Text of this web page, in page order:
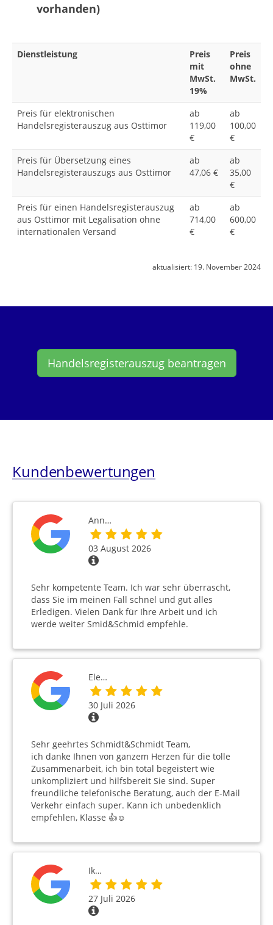
vorhanden)
Dienstleistung
Preis
mit
MwSt.
19%
Preis
ohne
MwSt.
Preis für elektronischen
Handelsregisterauszug aus Osttimor
ab
119,00
€
ab
100,00
€
Preis für Übersetzung eines
Handelsregisterauszugs aus Osttimor
ab
47,06 €
ab
35,00
€
Preis für einen Handelsregisterauszug
aus Osttimor mit Legalisation ohne
internationalen Versand
ab
714,00
€
ab
600,00
€
aktualisiert: 19. November 2024
Handelsregisterauszug beantragen
Kundenbewertungen
Ann…
03 August 2026
Sehr kompetente Team. Ich war sehr überrascht,
dass Sie im meinen Fall schnel und gut alles
Erledigen. Vielen Dank für Ihre Arbeit und ich
werde weiter Smid&Schmid empfehle.
Ele…
30 Juli 2026
Sehr geehrtes Schmidt&Schmidt Team,
ich danke Ihnen von ganzem Herzen für die tolle
Zusammenarbeit, ich bin total begeistert wie
unkompliziert und hilfsbereit Sie sind. Super
freundliche telefonische Beratung, auch der E-Mail
Verkehr einfach super. Kann ich unbedenklich
empfehlen, Klasse 👍☺️
Ik…
27 Juli 2026